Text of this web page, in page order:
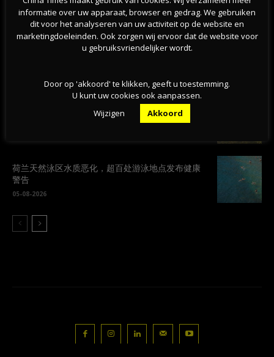
06-08-2026
叙利亚难民减半、劳工移民减少，荷兰人口增长降
荷兰林堡森林火灾扩大至百公顷，250名消防员连夜
荷兰天然泳区水质恶化，超百处游泳地点发布健康
警告
05-08-2026
informatie over uw apparaat, browser en gedrag. We gebruiken
dit voor het analyseren van uw activiteit op de website en
marketingdoeleinden. Ook zorgen wij ervoor dat de website voor
u gebruiksvriendelijker wordt.
Door op 'akkoord' te klikken, geeft u toestemming.
U kunt uw cookies ook aanpassen.
Wijzigen
Akkoord